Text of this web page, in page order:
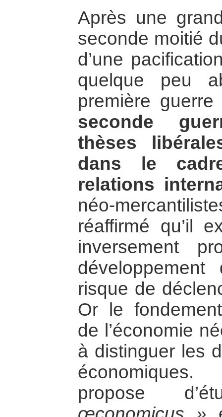
Après une
seconde moitié
d’une
quelque peu
première
seconde
thèses
dans le
relations
néo-
réaffirmé qu’il
inversement
risque de
Or le
de l’économie
à distinguer les
propose